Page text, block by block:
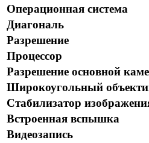
Операционная система
Диагональ
Разрешение
Процессор
Разрешение основной
Широкоугольный
Стабилизатор
Встроенная вспышка
Видеозапись